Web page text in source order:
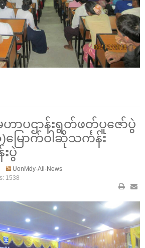
ာပဌာန်းရွတ်ဖတ်ပူဇော်ပွဲ
ြောက်ဝါဆိုသင်္ကန်း
ပွဲ
UonMdy-All-News
1538